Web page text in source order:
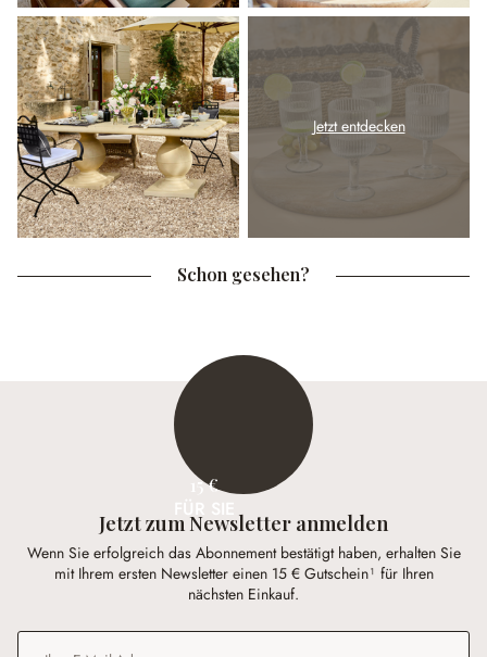
Jetzt entdecken
Schon gesehen?
15 €
Jetzt zum Newsletter anmelden
Wenn Sie erfolgreich das Abonnement bestätigt haben, erhalten Sie
mit Ihrem ersten Newsletter einen 15 € Gutschein¹ für Ihren
nächsten Einkauf.
E-Mail-Adresse